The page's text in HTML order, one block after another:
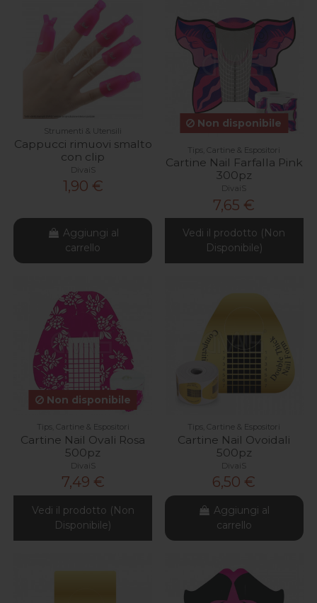
Strumenti & Utensili
Cappucci rimuovi smalto
con clip
DivaiS
1,90 €
Aggiungi al
carrello
Non disponibile
Tips, Cartine & Espositori
Cartine Nail Farfalla Pink
300pz
DivaiS
7,65 €
Vedi il prodotto (Non
Disponibile)
Non disponibile
Tips, Cartine & Espositori
Cartine Nail Ovali Rosa
500pz
DivaiS
7,49 €
Vedi il prodotto (Non
Disponibile)
Tips, Cartine & Espositori
Cartine Nail Ovoidali
500pz
DivaiS
6,50 €
Aggiungi al
carrello